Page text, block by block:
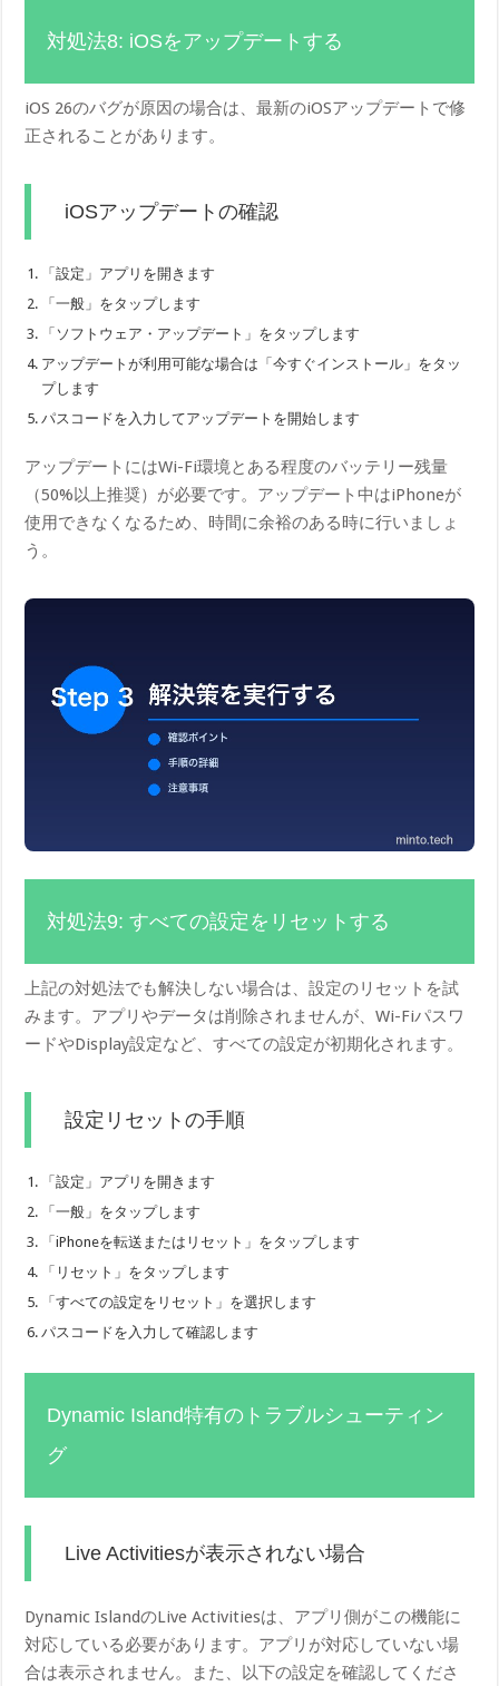
対処法8: iOSをアップデートする
iOS 26のバグが原因の場合は、最新のiOSアップデートで修
正されることがあります。
iOSアップデートの確認
「設定」アプリを開きます
「一般」をタップします
「ソフトウェア・アップデート」をタップします
アップデートが利用可能な場合は「今すぐインストール」をタッ
プします
パスコードを入力してアップデートを開始します
アップデートにはWi-Fi環境とある程度のバッテリー残量
（50%以上推奨）が必要です。アップデート中はiPhoneが
使用できなくなるため、時間に余裕のある時に行いましょ
う。
対処法9: すべての設定をリセットする
上記の対処法でも解決しない場合は、設定のリセットを試
みます。アプリやデータは削除されませんが、Wi-Fiパスワ
ードやDisplay設定など、すべての設定が初期化されます。
設定リセットの手順
「設定」アプリを開きます
「一般」をタップします
「iPhoneを転送またはリセット」をタップします
「リセット」をタップします
「すべての設定をリセット」を選択します
パスコードを入力して確認します
Dynamic Island特有のトラブルシューティン
グ
Live Activitiesが表示されない場合
Dynamic IslandのLive Activitiesは、アプリ側がこの機能に
対応している必要があります。アプリが対応していない場
合は表示されません。また、以下の設定を確認してくださ